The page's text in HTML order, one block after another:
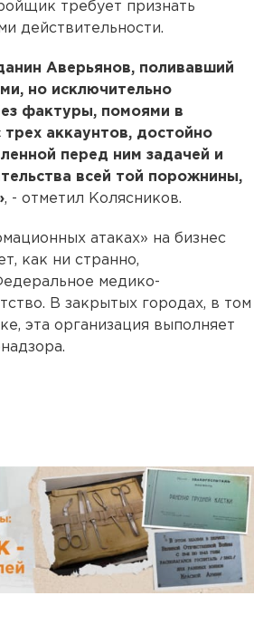
требует признать
действительности.
Аверьянов, поливавший
но исключительно
фактуры, помоями в
аккаунтов, достойно
перед ним задачей и
всей той порожнины,
, - отметил Колясников.
атаках» на бизнес
как ни странно,
медико-
В закрытых городах, в том
эта организация выполняет